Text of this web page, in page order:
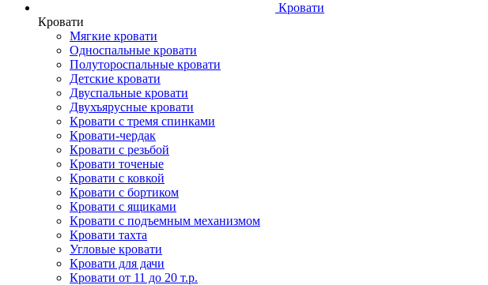
Кровати
Кровати
Мягкие кровати
Односпальные кровати
Полутороспальные кровати
Детские кровати
Двуспальные кровати
Двухъярусные кровати
Кровати с тремя спинками
Кровати-чердак
Кровати с резьбой
Кровати точеные
Кровати с ковкой
Кровати с бортиком
Кровати с ящиками
Кровати с подъемным механизмом
Кровати тахта
Угловые кровати
Кровати для дачи
Кровати от 11 до 20 т.р.